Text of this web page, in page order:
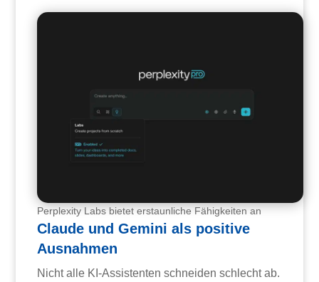
Perplexity Labs bietet erstaunliche Fähigkeiten an
Claude und Gemini als positive
Ausnahmen
Nicht alle KI-Assistenten schneiden schlecht ab.